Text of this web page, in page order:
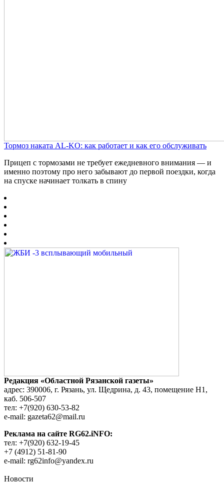
Тормоз наката AL-KO: как работает и как его обслуживать
Прицеп с тормозами не требует ежедневного внимания — и
именно поэтому про него забывают до первой поездки, когда
на спуске начинает толкать в спину
Редакция «Областной Рязанской газеты»
адрес: 390006, г. Рязань, ул. Щедрина, д. 43, помещение Н1,
каб. 506-507
тел: +7(920) 630-53-82
e-mail: gazeta62@mail.ru
Реклама на сайте RG62.iNFO:
тел: +7(920) 632-19-45
+7 (4912) 51-81-90
e-mail: rg62info@yandex.ru
Новости